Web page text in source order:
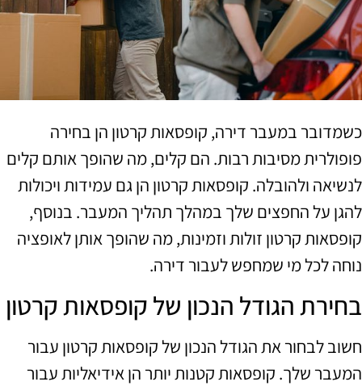
כשמדובר במעבר דירה, קופסאות קרטון הן בחירה
פופולרית מסיבות רבות. הם קלים, מה שהופך אותם קלים
לנשיאה ולהובלה. קופסאות קרטון הן גם עמידות ויכולות
להגן על החפצים שלך במהלך תהליך המעבר. בנוסף,
קופסאות קרטון זולות וזמינות, מה שהופך אותן לאופציה
נוחה לכל מי שמחפש לעבור דירה.
בחירת הגודל הנכון של קופסאות קרטון
חשוב לבחור את הגודל הנכון של קופסאות קרטון עבור
המעבר שלך. קופסאות קטנות יותר הן אידיאליות עבור